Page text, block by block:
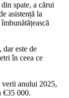
spate, a cărui
asistență la
dar este de
în ceea ce
verii anului 2025,
€35 000.